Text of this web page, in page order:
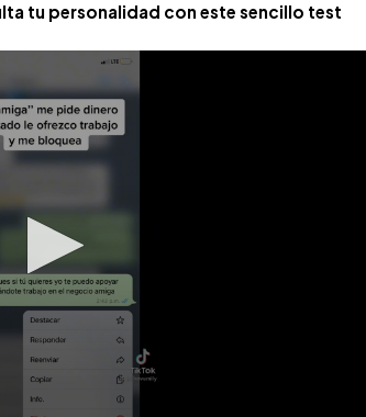
tu personalidad con este sencillo test